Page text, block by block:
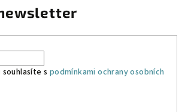
s podmínkami ochrany osobních